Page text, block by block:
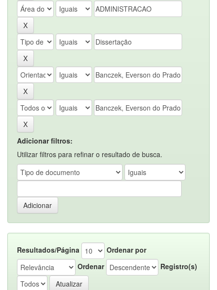
Adicionar filtros:
Utilizar filtros para refinar o resultado de busca.
Resultados/Página
Ordenar por
Ordenar
Registro(s)